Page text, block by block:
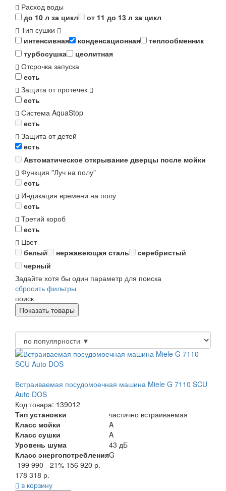
Расход воды
до 10 л за цикл
от 11 до 13 л за цикл
Тип сушки
интенсивная
конденсационная
теплообменник
турбосушка
цеолитная
Отсрочка запуска
есть
Защита от протечек
есть
Система AquaStop
есть
Защита от детей
есть
Автоматическое открывание дверцы после мойки
Функция "Луч на полу"
есть
Индикация времени на полу
есть
Третий короб
есть
Цвет
белый
нержавеющая сталь
серебристый
черный
Задайте хотя бы один параметр для поиска
сбросить фильтры
поиск
Встраиваемая посудомоечная машина Miele G 7110 SCU
Auto DOS
Код товара: 139012
Тип установки
частично встраиваемая
Класс мойки
A
Класс сушки
A
Уровень шума
43 дБ
Класс энергопотребленияG
199 990 -21% 156 920 р.
178 318 р.
в корзину